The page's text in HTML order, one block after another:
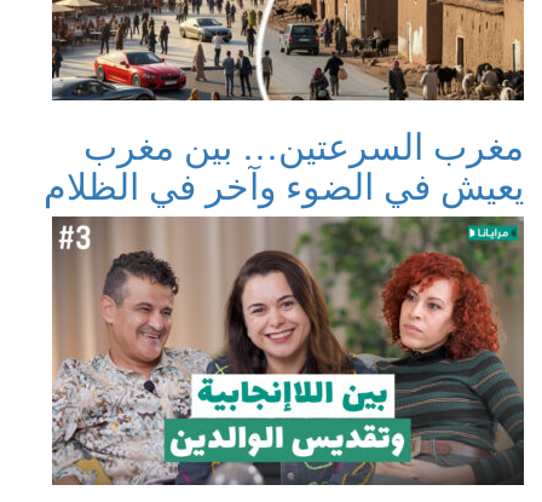
مغرب السرعتين… بين مغرب
يعيش في الضوء وآخر في الظلام